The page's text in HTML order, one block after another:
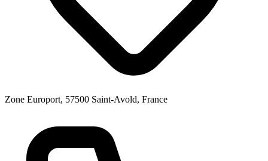
Zone Europort, 57500 Saint-Avold, France